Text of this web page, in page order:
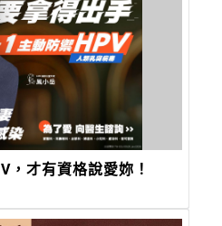
，才有資格說愛妳！